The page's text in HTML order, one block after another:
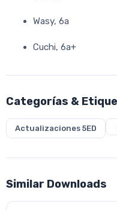
Wasy, 6a
Cuchi, 6a+
Categorías &
Actualizaciones 5ED
Similar Downloads